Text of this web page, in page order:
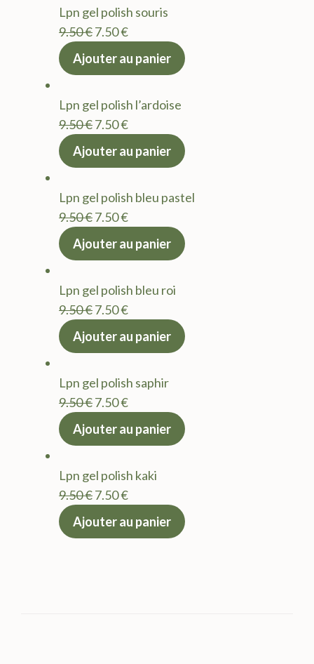
9.50 €.7.50 €.
Lpn gel polish souris
9.50€Le
prix
9.50 €.
7.50€Le
actuel
7.50 €.
Ajouter au panier
Lpn gel polish l’ardoise
9.50€Le
prix
9.50 €.
7.50€Le
actuel
7.50 €.
Ajouter au panier
Lpn gel polish bleu pastel
9.50€Le
prix
9.50 €.
7.50€Le
actuel
7.50 €.
Ajouter au panier
Lpn gel polish bleu roi
9.50€Le
prix
9.50 €.
7.50€Le
actuel
7.50 €.
Ajouter au panier
Lpn gel polish saphir
9.50€Le
prix
9.50 €.
7.50€Le
actuel
7.50 €.
Ajouter au panier
Lpn gel polish kaki
9.50€Le
prix
7.50€Le
actuel
Ajouter au panier